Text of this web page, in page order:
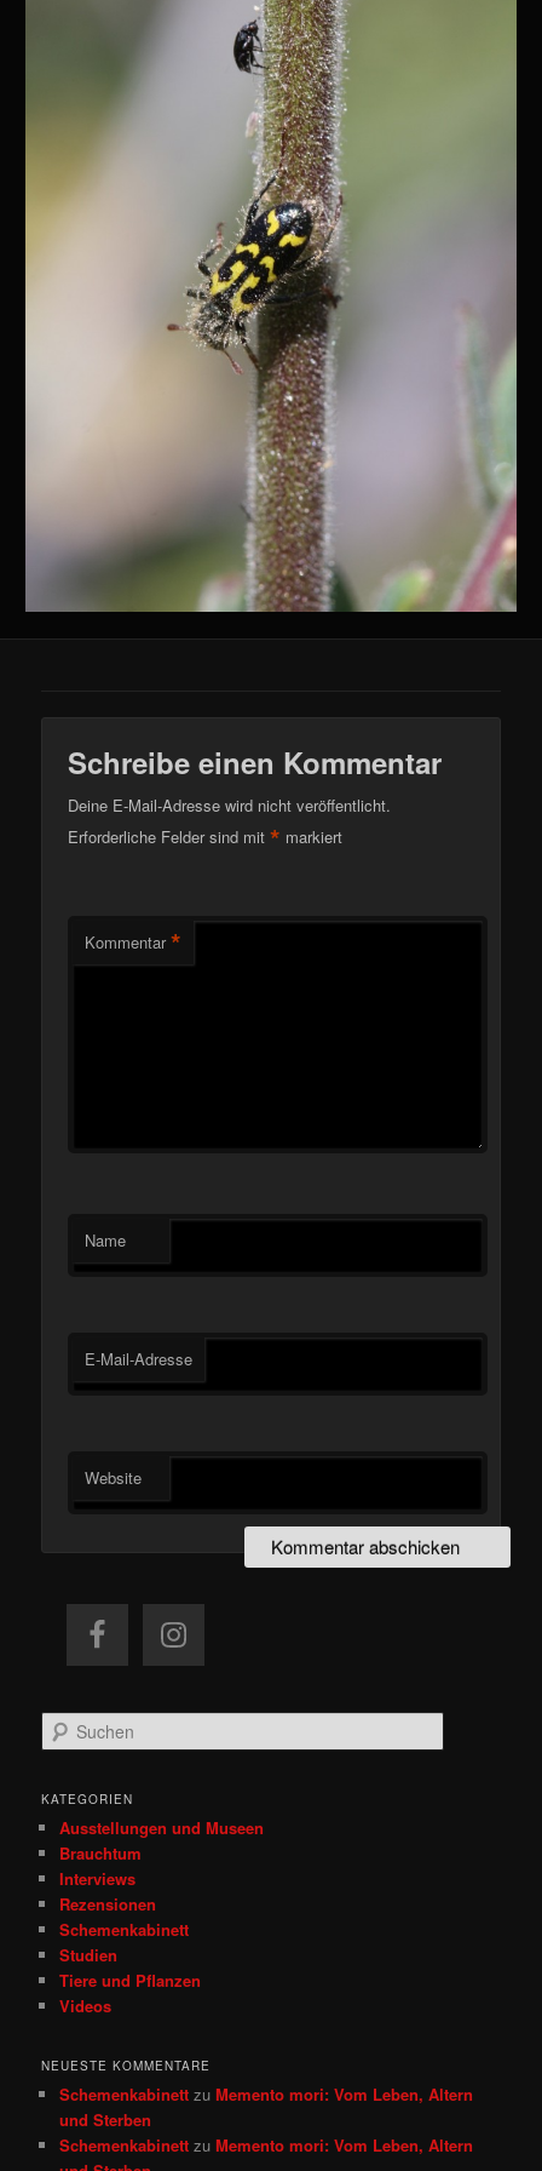
Schreibe einen Kommentar
Deine E-Mail-Adresse wird nicht veröffentlicht.
Erforderliche Felder sind mit* markiert
Kommentar *
Name
E-Mail-Adresse
Website
u
h
KATEGORIEN
Ausstellungen und Museen
Brauchtum
Interviews
Rezensionen
Schemenkabinett
Studien
Tiere und Pflanzen
Videos
NEUESTE KOMMENTARE
Schemenkabinett zuMemento mori: Vom Leben, Altern
und Sterben
Schemenkabinett zuMemento mori: Vom Leben, Altern